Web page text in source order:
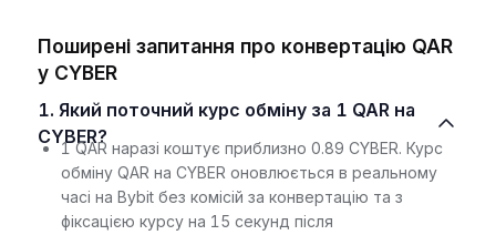
Поширені запитання про конвертацію QAR
у CYBER
1. Який поточний курс обміну за 1 QAR на
CYBER?
1 QAR наразі коштує приблизно 0.89 CYBER. Курс
обміну QAR на CYBER оновлюється в реальному
часі на Bybit без комісій за конвертацію та з
фіксацією курсу на 15 секунд після